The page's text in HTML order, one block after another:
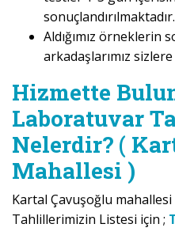
sonuçlandırılmaktadır.
Aldığımız örneklerin
arkadaşlarımız
Hizmette
Laboratuvar
Nelerdir? (
Mahallesi )
Kartal Çavuşoğlu
Tahlillerimizin Listesi için ;